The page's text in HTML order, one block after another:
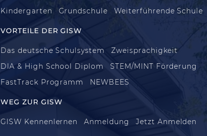
Kindergarten Grundschule Weiterführende Schule
VORTEILE DER GISW
Das deutsche Schulsystem
Zweisprachigkeit
DIA & High School Diplom
STEM/MINT Förderung
FastTrack Programm
NEWBEES
WEG ZUR GISW
GISW Kennenlernen Anmeldung Jetzt Anmelden